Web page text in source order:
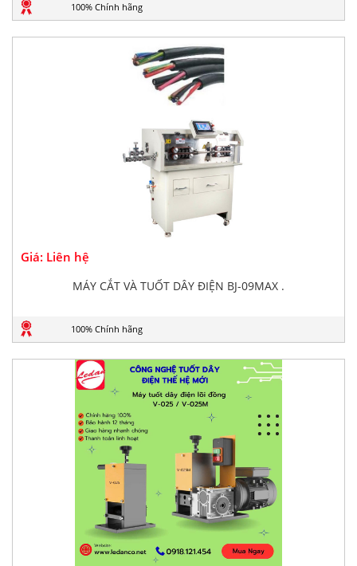
100% Chính hãng
Giá: Liên hệ
MÁY CẮT VÀ TUỐT DÂY ĐIỆN BJ-09MAX .
100% Chính hãng